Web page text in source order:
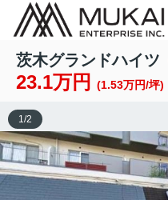
茨木グランドハイツ
23.1万円 (1.53万円/坪)
1/2